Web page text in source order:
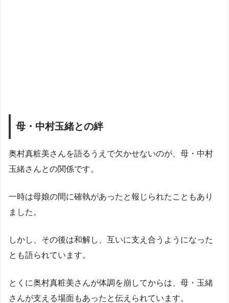
母・中村玉緒との絆
奥村真粧美さんを語るうえで欠かせないのが、母・中村
玉緒さんとの関係です。
一時は母娘の間に確執があったと報じられたこともあり
ました。
しかし、その後は和解し、互いに支え合うようになった
とも語られています。
とくに奥村真粧美さんが体調を崩してからは、母・玉緒
さんが支える場面もあったと伝えられています。